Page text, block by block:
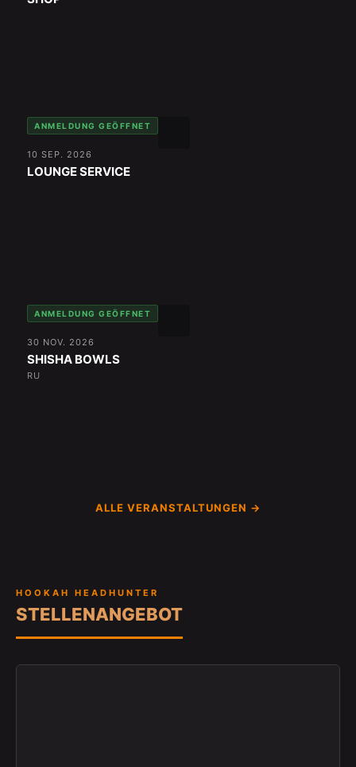
ANMELDUNG GEÖFFNET
10 SEP. 2026
LOUNGE SERVICE
ANMELDUNG GEÖFFNET
30 NOV. 2026
SHISHA BOWLS
RU
ALLE VERANSTALTUNGEN →
HOOKAH HEADHUNTER
STELLENANGEBOT